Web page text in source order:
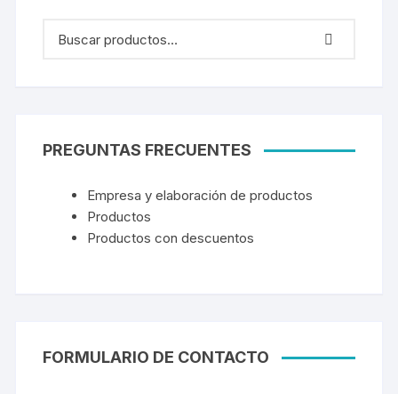
PREGUNTAS FRECUENTES
Empresa y elaboración de productos
Productos
Productos con descuentos
FORMULARIO DE CONTACTO